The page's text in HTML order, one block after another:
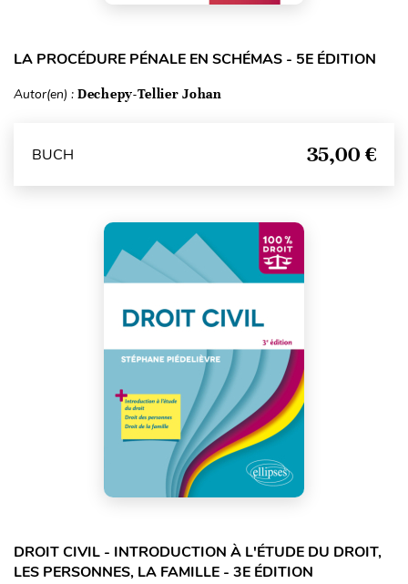
LA PROCÉDURE PÉNALE EN SCHÉMAS - 5E ÉDITION
Autor(en) : Dechepy-Tellier Johan
BUCH 35,00 €
DROIT CIVIL - INTRODUCTION À L'ÉTUDE DU DROIT,
LES PERSONNES, LA FAMILLE - 3E ÉDITION